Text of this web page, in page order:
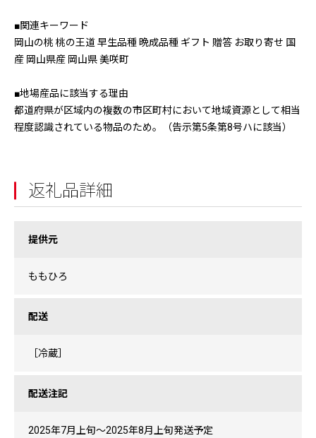
■関連キーワード
岡山の桃 桃の王道 早生品種 晩成品種 ギフト 贈答 お取り寄せ 国
産 岡山県産 岡山県 美咲町
■地場産品に該当する理由
都道府県が区域内の複数の市区町村において地域資源として相当
程度認識されている物品のため。（告示第5条第8号ハに該当）
返礼品詳細
提供元
ももひろ
配送
［冷蔵］
配送注記
2025年7月上旬～2025年8月上旬発送予定